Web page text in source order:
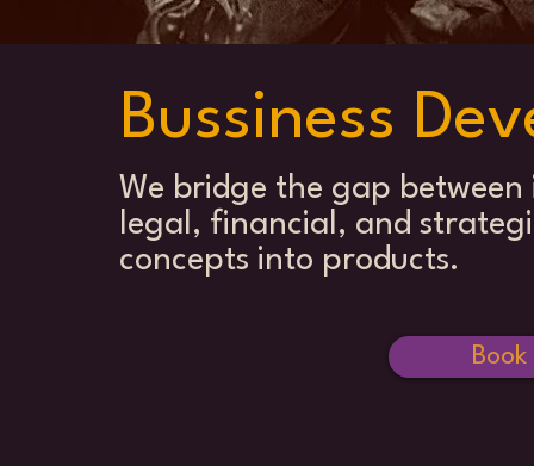
Bussiness
We bridge the gap
legal, financial, and
concepts into products.